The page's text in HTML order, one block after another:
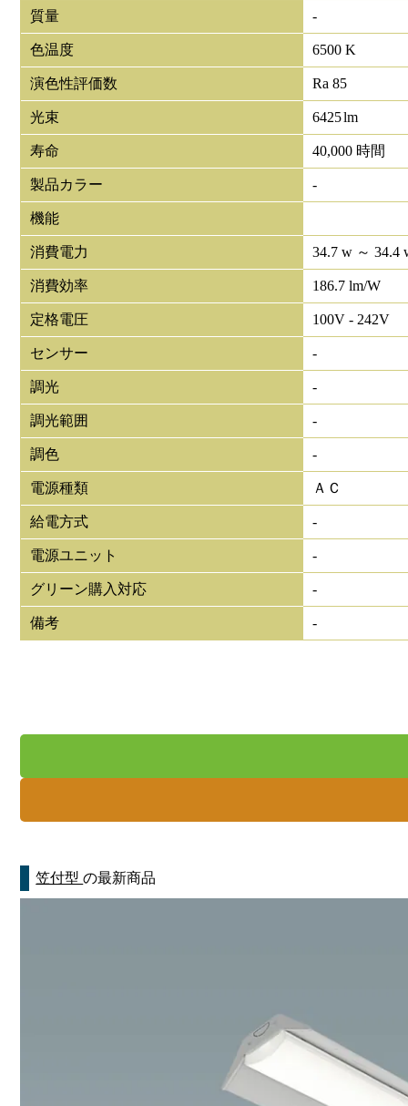
質量 -
色温度 6500 K
演色性評価数 Ra 85
光束 6425lm
寿命 40,000 時間
製品カラー -
機能
消費電力 34.7 w ～ 34.4
消費効率 186.7 lm/W
定格電圧 100V - 242V
センサー -
調光 -
調光範囲 -
調色 -
電源種類 ＡＣ
給電方式 -
電源ユニット -
グリーン購入対応 -
備考 -
笠付型の最新商品